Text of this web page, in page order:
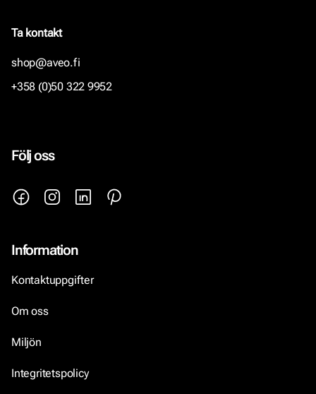
Ta kontakt
shop@aveo.fi
+358 (0)50 322 9952
Följ oss
Information
Kontaktuppgifter
Om oss
Miljön
Integritetspolicy